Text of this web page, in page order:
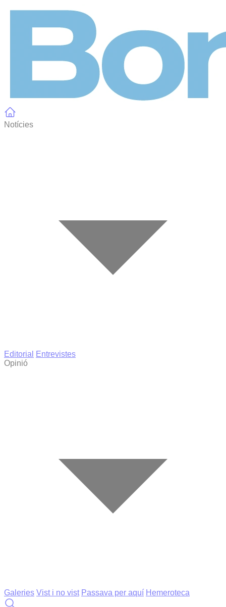
Notícies
Editorial
Entrevistes
Opinió
Galeries Vist i no vist Passava per aquí Hemeroteca